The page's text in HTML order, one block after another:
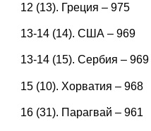
12 (13). Греция – 975
13-14 (14). США – 969
13-14 (15). Сербия – 969
15 (10). Хорватия – 968
16 (31). Парагвай – 961